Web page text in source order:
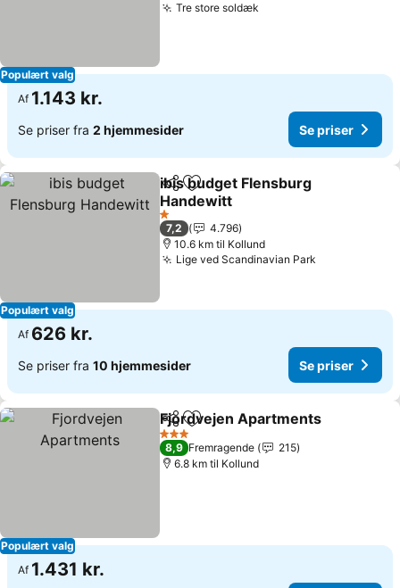
Populært valg
Tre store soldæk
Af 1.143 kr.
Se priser fra 2 hjemmesider Se priser
Populært valg
Del Føj til favoritter
ibis budget Flensburg
Handewitt
1 Stjerner
7,2
4.796
10.6 km til Kollund
Lige ved Scandinavian Park
Af 626 kr.
Se priser fra 10 hjemmesider Se priser
Populært valg
Del Føj til favoritter
Fjordvejen Apartments
3 Stjerner
8,9 Fremragende
215
6.8 km til Kollund
Af 1.431 kr.